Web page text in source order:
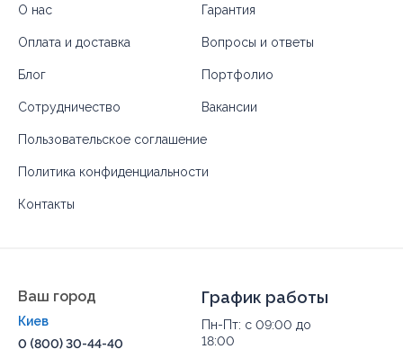
О нас Гарантия
Оплата и доставка Вопросы и ответы
Блог Портфолио
Сотрудничество Вакансии
Пользовательское соглашение
Политика конфиденциальности
Контакты
Ваш город
Киев
0 (800) 30-44-40
График работы
Пн-Пт: с 09:00 до
18:00